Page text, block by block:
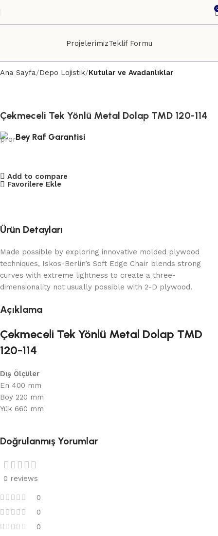
ProjelerimizTeklif Formu
Ana Sayfa Depo Lojistik Kutular ve Avadanlıklar
Çekmeceli Tek Yönlü Metal Dolap TMD 120-114
Bey Raf Garantisi
Add to compare
Favorilere Ekle
Ürün Detayları
Made possible by exploring innovative molded plywood
techniques, Iskos-Berlin’s Soft Edge Chair blends strong
curves with extreme lightness to create a three-
dimensionality not usually possible with 2-D plywood.
Açıklama
Çekmeceli Tek Yönlü Metal Dolap TMD
120-114
Dış Ölçüler
En 400 mm
Boy 220 mm
Yük 660 mm
Doğrulanmış Yorumlar
0 reviews
0
0
0